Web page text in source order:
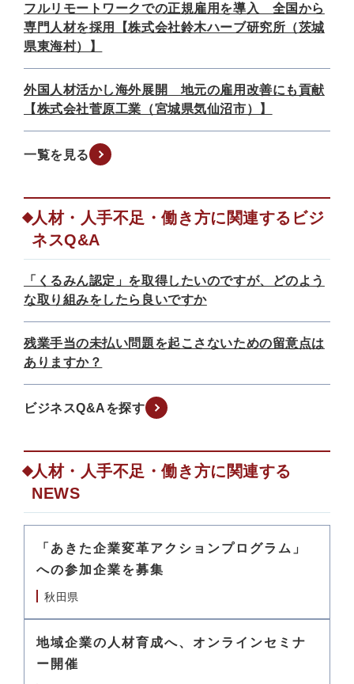
フルリモートワークでの正規雇用を導入 全国から
専門人材を採用【株式会社鈴木ハーブ研究所（茨城
県東海村）】
外国人材活かし海外展開 地元の雇用改善にも貢献
【株式会社菅原工業（宮城県気仙沼市）】
一覧を見る
人材・人手不足・働き方に関連するビジ
ネスQ&A
「くるみん認定」を取得したいのですが、どのよう
な取り組みをしたら良いですか
残業手当の未払い問題を起こさないための留意点は
ありますか？
ビジネスQ&Aを探す
人材・人手不足・働き方に関連する
NEWS
「あきた企業変革アクションプログラム」
への参加企業を募集
秋田県
地域企業の人材育成へ、オンラインセミナ
ー開催